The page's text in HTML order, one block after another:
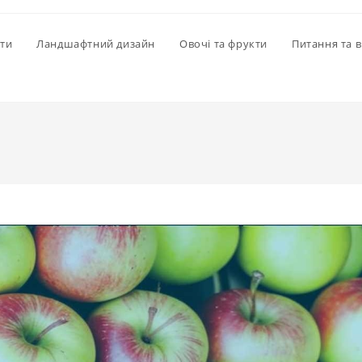
Ландшафтний дизайн Овочі та фрукти Питання та